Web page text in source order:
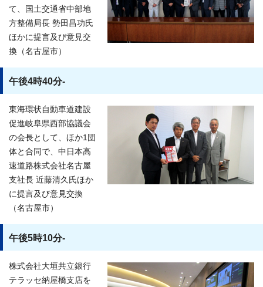
て、国土交通省中部地
方整備局長 勢田昌功氏
ほかに提言及び意見交
換（名古屋市）
午後4時40分-
東海環状自動車道建設
促進岐阜県西部協議会
の会長として、ほか1団
体と合同で、中日本高
速道路株式会社名古屋
支社長 近藤清久氏ほか
に提言及び意見交換
（名古屋市）
午後5時10分-
株式会社大垣共立銀行
テラッセ納屋橋支店を